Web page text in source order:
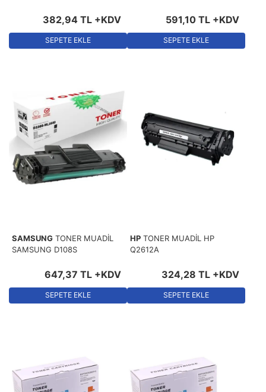
382,94 TL +KDV
SEPETE EKLE
591,10 TL +KDV
SEPETE EKLE
SAMSUNG TONER MUADİL
SAMSUNG D108S
647,37 TL +KDV
SEPETE EKLE
HP TONER MUADİL HP
Q2612A
324,28 TL +KDV
SEPETE EKLE